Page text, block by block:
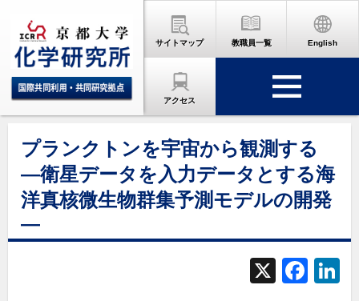
サイトマップ 教職員一覧 English
アクセス
プランクトンを宇宙から観測する
―衛星データを入力データとする海
洋真核微生物群集予測モデルの開発
―
X
F